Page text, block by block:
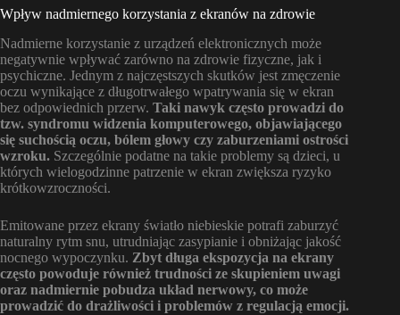
Wpływ nadmiernego korzystania z ekranów na zdrowie
Nadmierne korzystanie z urządzeń elektronicznych może
negatywnie wpływać zarówno na zdrowie fizyczne, jak i
psychiczne. Jednym z najczęstszych skutków jest zmęczenie
oczu wynikające z długotrwałego wpatrywania się w ekran
bez odpowiednich przerw. Taki nawyk często prowadzi do
tzw. syndromu widzenia komputerowego, objawiającego
się suchością oczu, bólem głowy czy zaburzeniami ostrości
wzroku. Szczególnie podatne na takie problemy są dzieci, u
których wielogodzinne patrzenie w ekran zwiększa ryzyko
krótkowzroczności.
Emitowane przez ekrany światło niebieskie potrafi zaburzyć
naturalny rytm snu, utrudniając zasypianie i obniżając jakość
nocnego wypoczynku. Zbyt długa ekspozycja na ekrany
często powoduje również trudności ze skupieniem uwagi
oraz nadmiernie pobudza układ nerwowy, co może
prowadzić do drażliwości i problemów z regulacją emocji.